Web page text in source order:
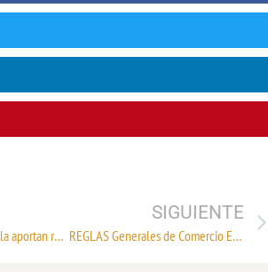
Pantalones de mezclilla aportan relevancia a la industria textil
SIGUIENTE
REGLAS Generales de Comercio Exterior para 2023 y sus Anexos 1, 2 y 13